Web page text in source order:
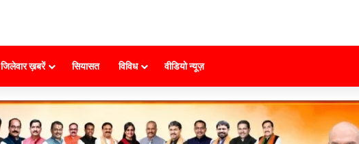
जिलेवार ख़बरें सियासत विविध वीडियो न्यूज़